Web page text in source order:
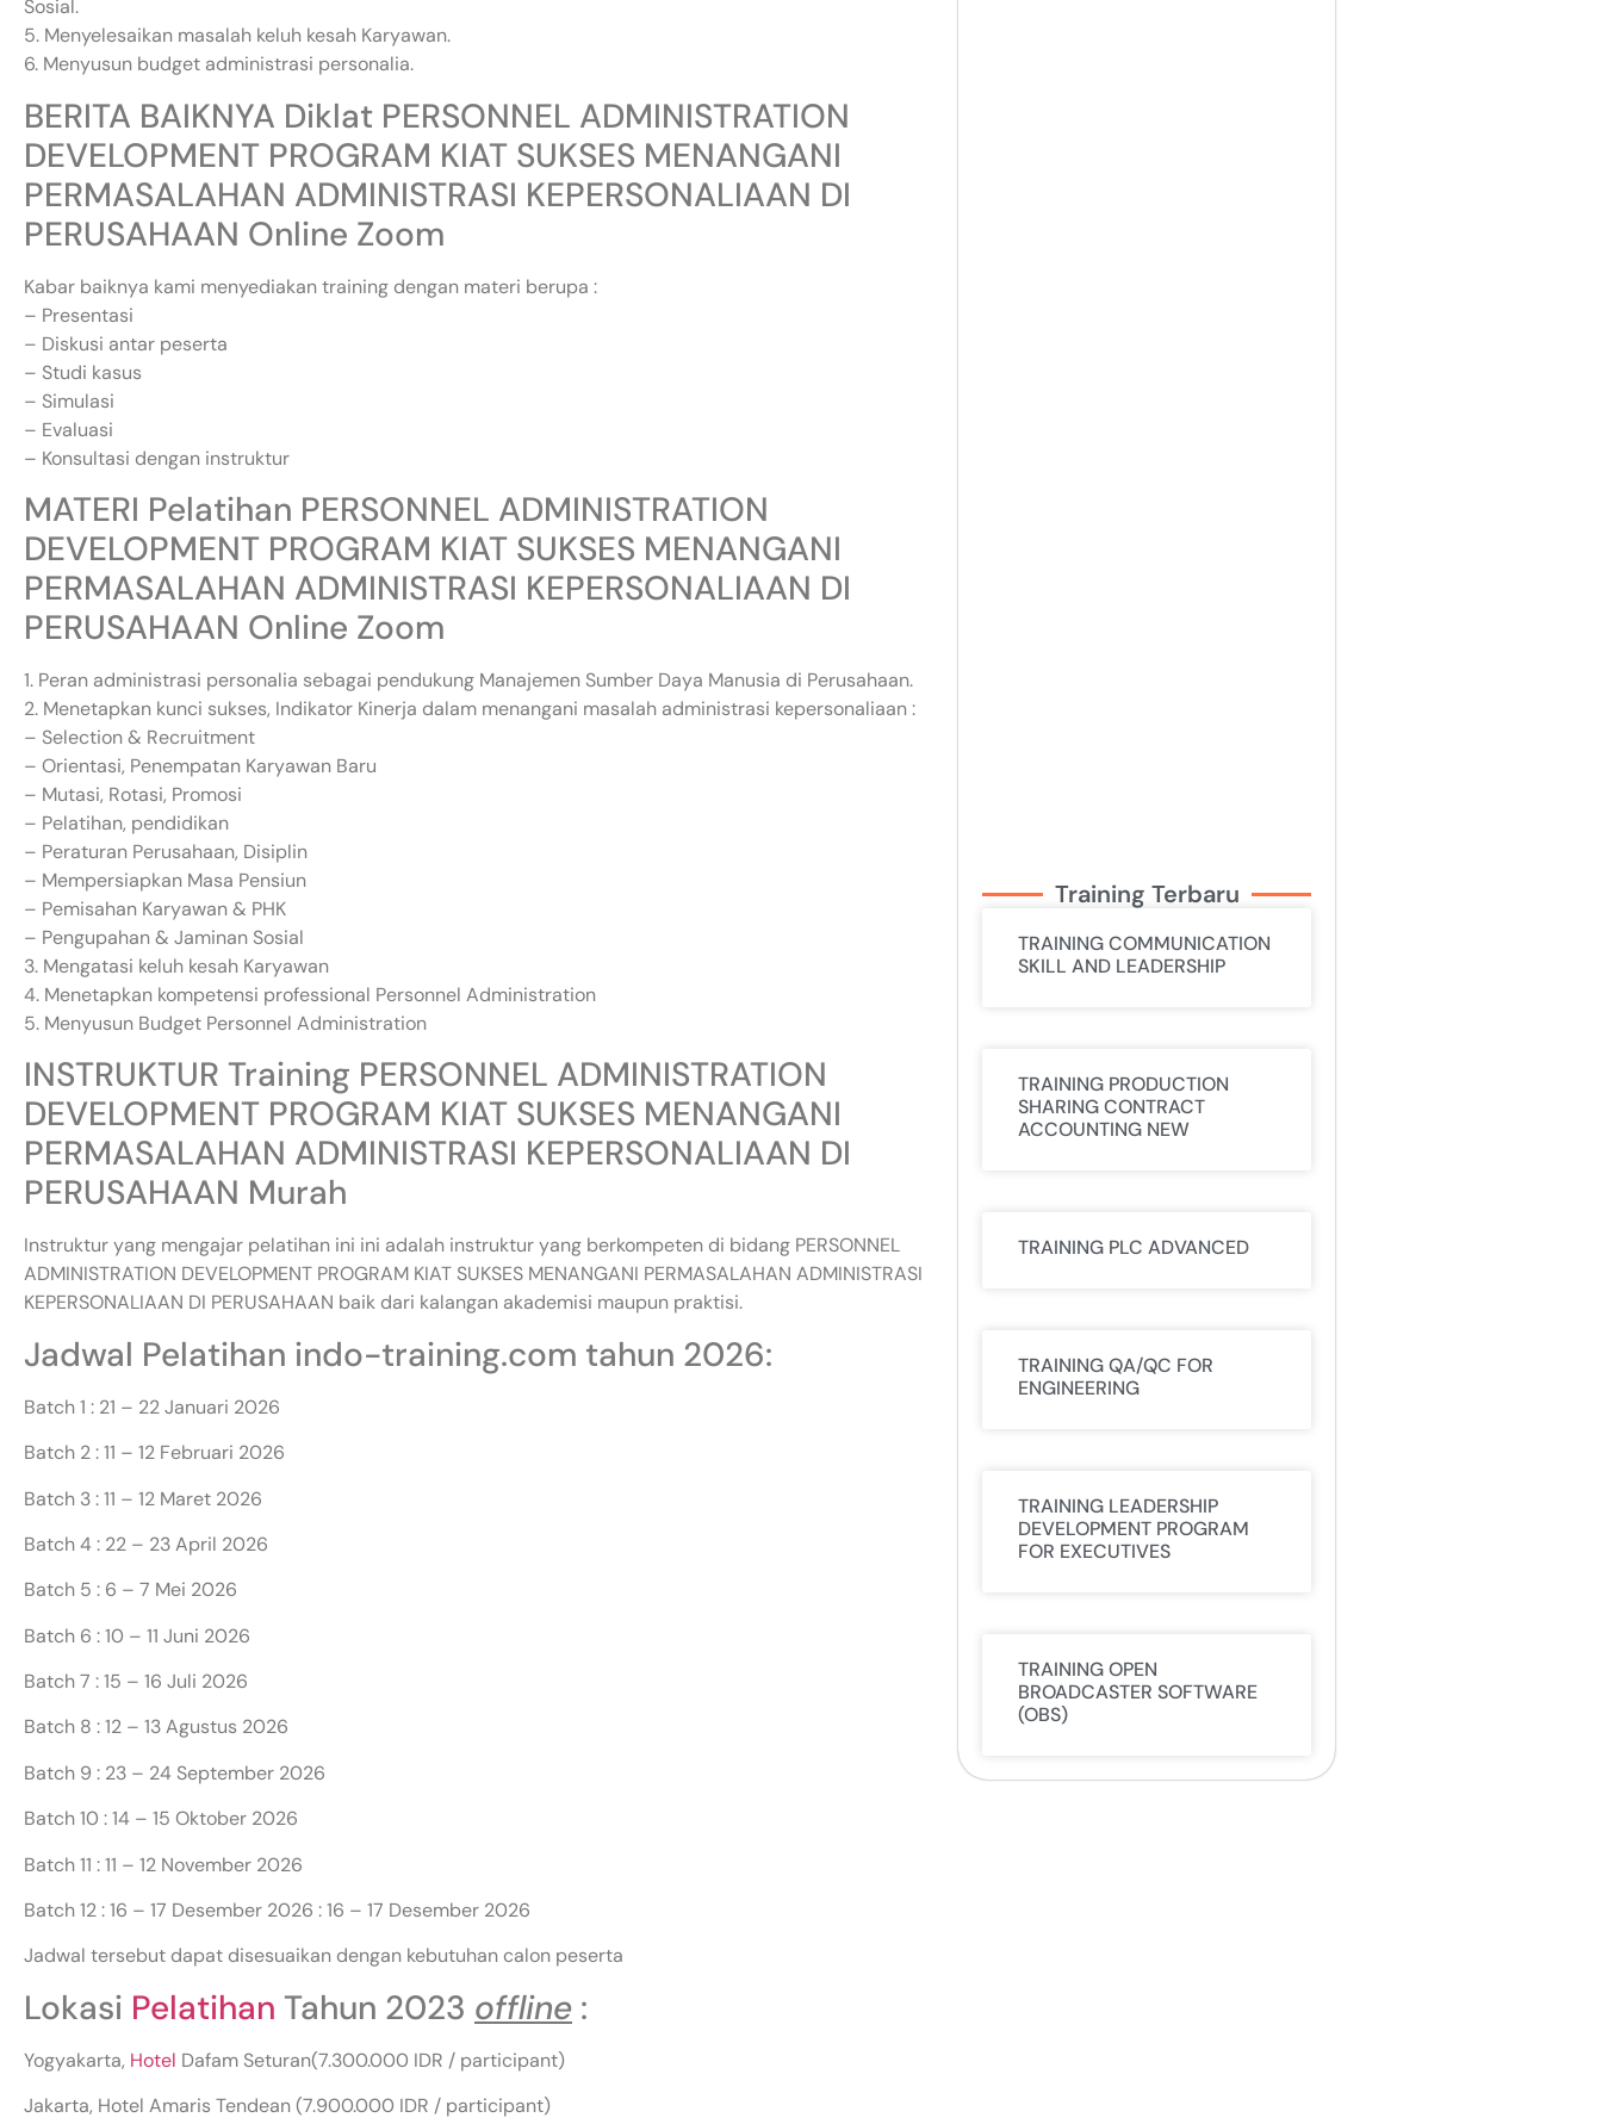
Sosial.
5. Menyelesaikan masalah keluh kesah Karyawan.
6. Menyusun budget administrasi personalia.
BERITA BAIKNYA Diklat PERSONNEL ADMINISTRATION
DEVELOPMENT PROGRAM KIAT SUKSES MENANGANI
PERMASALAHAN ADMINISTRASI KEPERSONALIAAN DI
PERUSAHAAN Online Zoom
Kabar baiknya kami menyediakan training dengan materi berupa :
– Presentasi
– Diskusi antar peserta
– Studi kasus
– Simulasi
– Evaluasi
– Konsultasi dengan instruktur
MATERI Pelatihan PERSONNEL ADMINISTRATION
DEVELOPMENT PROGRAM KIAT SUKSES MENANGANI
PERMASALAHAN ADMINISTRASI KEPERSONALIAAN DI
PERUSAHAAN Online Zoom
1. Peran administrasi personalia sebagai pendukung Manajemen Sumber Daya Manusia di Perusahaan.
2. Menetapkan kunci sukses, Indikator Kinerja dalam menangani masalah administrasi kepersonaliaan :
– Selection & Recruitment
– Orientasi, Penempatan Karyawan Baru
– Mutasi, Rotasi, Promosi
– Pelatihan, pendidikan
– Peraturan Perusahaan, Disiplin
– Mempersiapkan Masa Pensiun
– Pemisahan Karyawan & PHK
– Pengupahan & Jaminan Sosial
3. Mengatasi keluh kesah Karyawan
4. Menetapkan kompetensi professional Personnel Administration
5. Menyusun Budget Personnel Administration
INSTRUKTUR Training PERSONNEL ADMINISTRATION
DEVELOPMENT PROGRAM KIAT SUKSES MENANGANI
PERMASALAHAN ADMINISTRASI KEPERSONALIAAN DI
PERUSAHAAN Murah
Instruktur yang mengajar pelatihan ini ini adalah instruktur yang berkompeten di bidang PERSONNEL
ADMINISTRATION DEVELOPMENT PROGRAM KIAT SUKSES MENANGANI PERMASALAHAN ADMINISTRASI
KEPERSONALIAAN DI PERUSAHAAN baik dari kalangan akademisi maupun praktisi.
Jadwal Pelatihan indo-training.com tahun 2026:
Batch 1 : 21 – 22 Januari 2026
Batch 2 : 11 – 12 Februari 2026
Batch 3 : 11 – 12 Maret 2026
Batch 4 : 22 – 23 April 2026
Batch 5 : 6 – 7 Mei 2026
Batch 6 : 10 – 11 Juni 2026
Batch 7 : 15 – 16 Juli 2026
Batch 8 : 12 – 13 Agustus 2026
Batch 9 : 23 – 24 September 2026
Batch 10 : 14 – 15 Oktober 2026
Batch 11 : 11 – 12 November 2026
Batch 12 : 16 – 17 Desember 2026 : 16 – 17 Desember 2026
Jadwal tersebut dapat disesuaikan dengan kebutuhan calon peserta
Lokasi Pelatihan Tahun 2023 offline :
Yogyakarta, Hotel Dafam Seturan(7.300.000 IDR / participant)
Jakarta, Hotel Amaris Tendean (7.900.000 IDR / participant)
Training Terbaru
TRAINING COMMUNICATION
SKILL AND LEADERSHIP
TRAINING PRODUCTION
SHARING CONTRACT
ACCOUNTING NEW
TRAINING PLC ADVANCED
TRAINING QA/QC FOR
ENGINEERING
TRAINING LEADERSHIP
DEVELOPMENT PROGRAM
FOR EXECUTIVES
TRAINING OPEN
BROADCASTER SOFTWARE
(OBS)